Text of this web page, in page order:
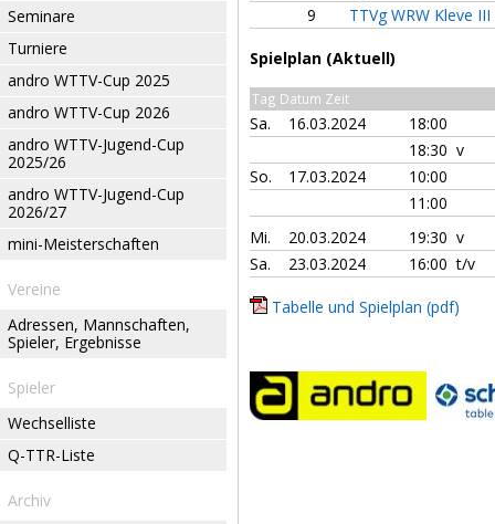
Seminare
Turniere
andro WTTV-Cup 2025
andro WTTV-Cup 2026
andro WTTV-Jugend-Cup
2025/26
andro WTTV-Jugend-Cup
2026/27
mini-Meisterschaften
Vereine
Adressen, Mannschaften,
Spieler, Ergebnisse
Spieler
Wechselliste
Q-TTR-Liste
Archiv
9
TTVg WRW Kleve III
Spielplan (Aktuell)
Tag Datum Zeit
Sa. 16.03.2024
18:00
18:30 v
So.
17.03.2024
10:00
11:00
Mi.
20.03.2024
19:30 v
Sa.
23.03.2024 16:00 t/v
Tabelle und Spielplan (pdf)